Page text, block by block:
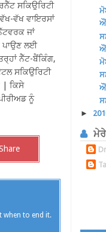
ਸਕਿਉਰਿਟੀ
ਵੱਖ ਵਾਇਰਸਾਂ
ਜਾਂ
ਪਾਉਣ ਲਈ
ਨੈੱਟ-ਬੈਂਕਿੰਗ,
ਸਕਿਉਰਿਟੀ
| ਕਿਸੇ
ਨੂੰ
when to end it.
►
ਮੇਰੇ